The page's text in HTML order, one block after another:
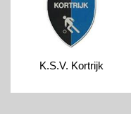
K.S.V. Kortrijk